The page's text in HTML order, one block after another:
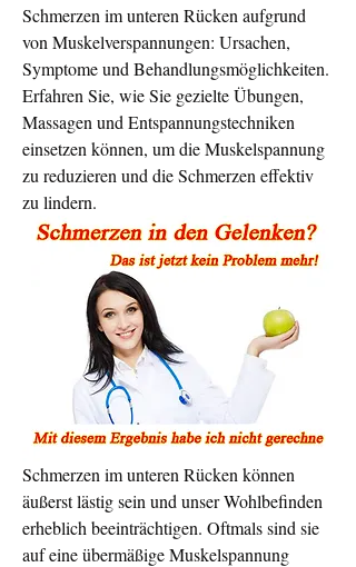
Schmerzen im unteren Rücken aufgrund
von Muskelverspannungen: Ursachen,
Symptome und Behandlungsmöglichkeiten.
Erfahren Sie, wie Sie gezielte Übungen,
Massagen und Entspannungstechniken
einsetzen können, um die Muskelspannung
zu reduzieren und die Schmerzen effektiv
zu lindern.
Schmerzen im unteren Rücken können
äußerst lästig sein und unser Wohlbefinden
erheblich beeinträchtigen. Oftmals sind sie
auf eine übermäßige Muskelspannung